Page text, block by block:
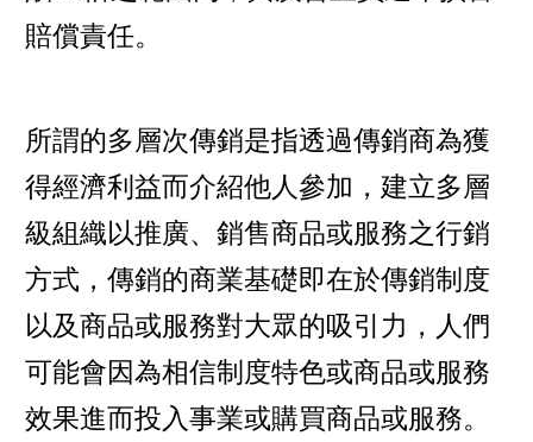
賠償責任。
所謂的多層次傳銷是指透過傳銷商為獲
得經濟利益而介紹他人參加，建立多層
級組織以推廣、銷售商品或服務之行銷
方式，傳銷的商業基礎即在於傳銷制度
以及商品或服務對大眾的吸引力，人們
可能會因為相信制度特色或商品或服務
效果進而投入事業或購買商品或服務。